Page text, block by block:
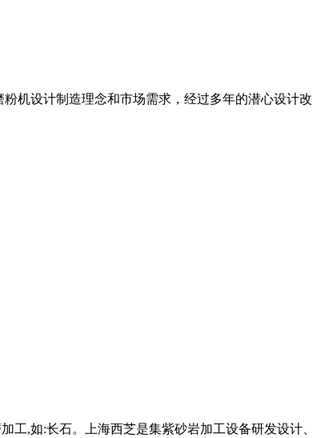
机设计制造理念和市场需求，经过多年的潜心设计改
工,如:长石。上海西芝是集紫砂岩加工设备研发设计、